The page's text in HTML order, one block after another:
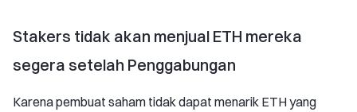
Stakers tidak akan menjual ETH mereka
segera setelah Penggabungan
Karena pembuat saham tidak dapat menarik ETH yang